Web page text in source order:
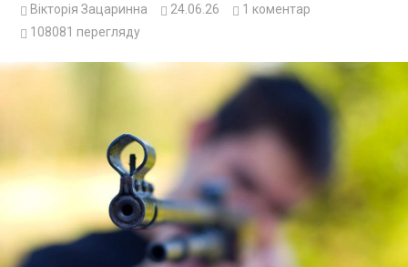
Вікторія Зацаринна 24.06.26 1 коментар
108081 перегляду